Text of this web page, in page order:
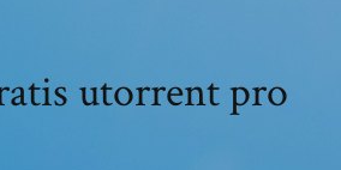
utorrent pro